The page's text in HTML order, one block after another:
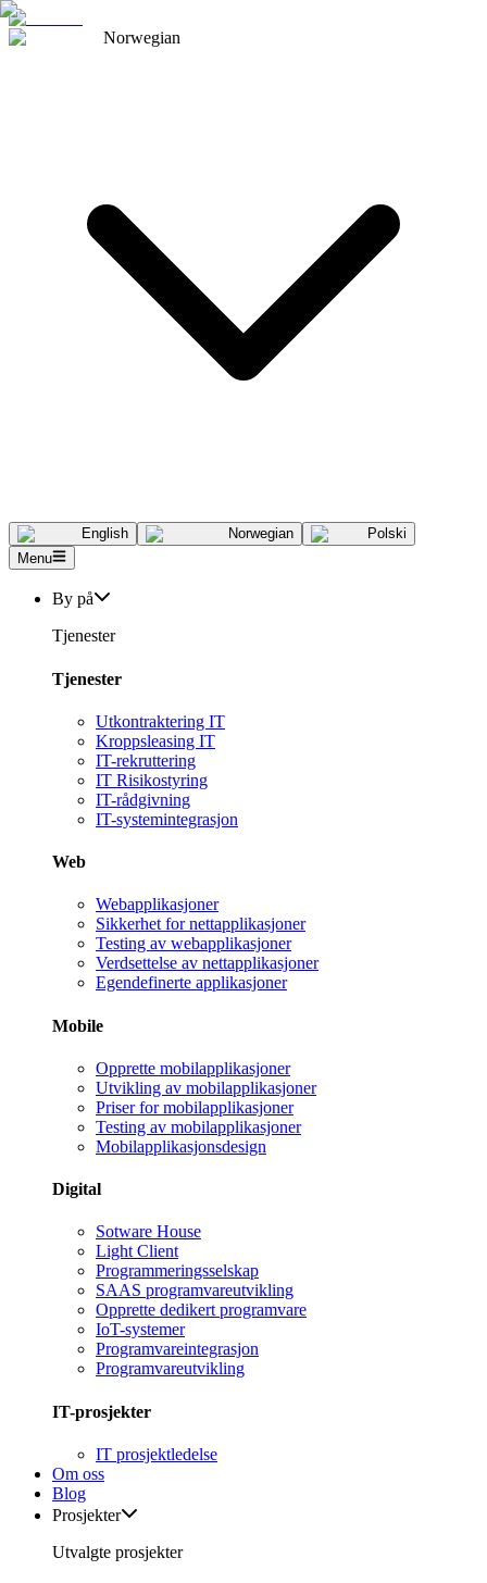
Norwegian
English Norwegian
Polski
Menu
By på
Tjenester
Tjenester
Utkontraktering IT
Kroppsleasing IT
IT-rekruttering
IT Risikostyring
IT-rådgivning
IT-systemintegrasjon
Web
Webapplikasjoner
Sikkerhet for nettapplikasjoner
Testing av webapplikasjoner
Verdsettelse av nettapplikasjoner
Egendefinerte applikasjoner
Mobile
Opprette mobilapplikasjoner
Utvikling av mobilapplikasjoner
Priser for mobilapplikasjoner
Testing av mobilapplikasjoner
Mobilapplikasjonsdesign
Digital
Sotware House
Light Client
Programmeringsselskap
SAAS programvareutvikling
Opprette dedikert programvare
IoT-systemer
Programvareintegrasjon
Programvareutvikling
IT-prosjekter
IT prosjektledelse
Om oss
Blog
Prosjekter
Utvalgte prosjekter